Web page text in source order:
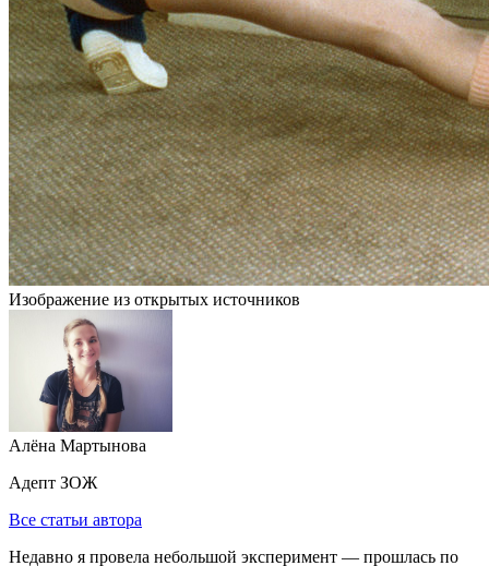
Изображение из открытых источников
Алёна Мартынова
Адепт ЗОЖ
Все статьи автора
Недавно я провела небольшой эксперимент — прошлась по